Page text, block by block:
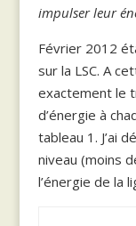
impulser leur
Février 2012
sur la LSC. A
exactement le
d’énergie à
tableau 1. J’ai
niveau (moins
l’énergie de la